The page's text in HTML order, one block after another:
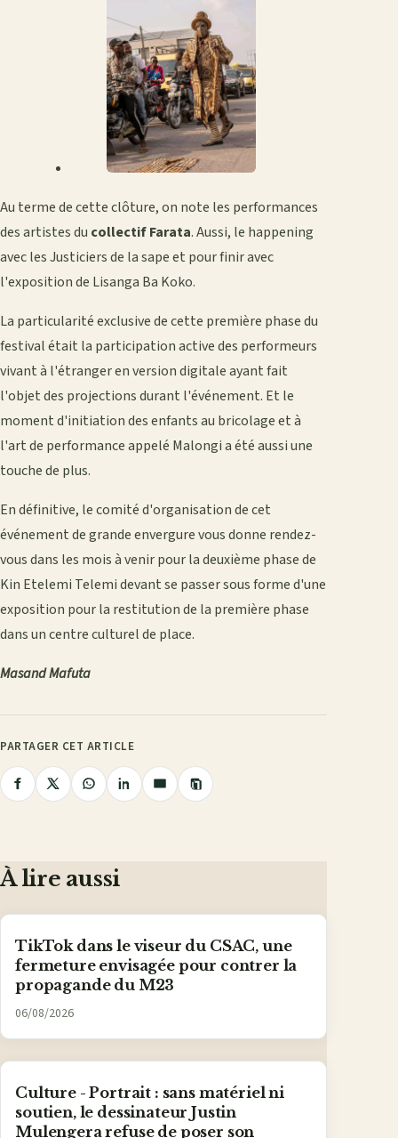
Au terme de cette clôture, on note les performances
des artistes du collectif Farata. Aussi, le happening
avec les Justiciers de la sape et pour finir avec
l'exposition de Lisanga Ba Koko.
La particularité exclusive de cette première phase du
festival était la participation active des performeurs
vivant à l'étranger en version digitale ayant fait
l'objet des projections durant l'événement. Et le
moment d'initiation des enfants au bricolage et à
l'art de performance appelé Malongi a été aussi une
touche de plus.
En définitive, le comité d'organisation de cet
événement de grande envergure vous donne rendez-
vous dans les mois à venir pour la deuxième phase de
Kin Etelemi Telemi devant se passer sous forme d'une
exposition pour la restitution de la première phase
dans un centre culturel de place.
Masand Mafuta
PARTAGER CET ARTICLE
PartagerPartagerPartagerPartagerPartager
Copier
le
À lire aussi
TikTok dans le viseur du CSAC, une
fermeture envisagée pour contrer la
propagande du M23
06/08/2026
Culture - Portrait : sans matériel ni
soutien, le dessinateur Justin
Mulengera refuse de poser son